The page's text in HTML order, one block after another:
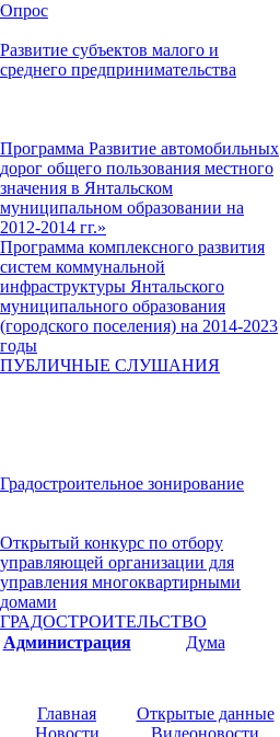
Опрос
Развитие субъектов малого и
среднего предпринимательства
Программа Развитие автомобильных
дорог общего пользования местного
значения в Янтальском
муниципальном образовании на
2012-2014 гг.»
Программа комплексного развития
систем коммунальной
инфраструктуры Янтальского
муниципального образования
(городского поселения) на 2014-2023
годы
ПУБЛИЧНЫЕ СЛУШАНИЯ
Градостроительное зонирование
Открытый конкурс по отбору
управляющей организации для
управления многоквартирными
домами
ГРАДОСТРОИТЕЛЬСТВО
Администрация
Дума
Главная Открытые данные
Новости
Видеоновости